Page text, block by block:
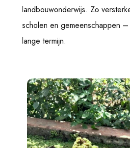
landbouwonderwijs. Zo
scholen en gemeenschappen
lange termijn.